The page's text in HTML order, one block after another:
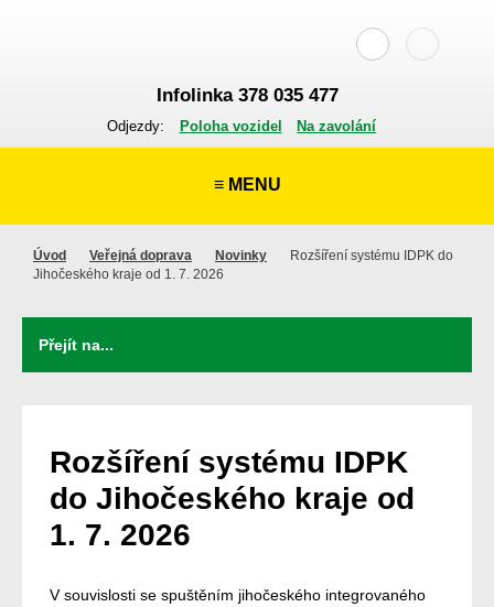
Infolinka 378 035 477
Odjezdy: Poloha vozidel Na zavolání
≡ MENU
Úvod Veřejná doprava Novinky
Rozšíření systému IDPK do
Jihočeského kraje od 1. 7. 2026
Rozšíření systému IDPK
do Jihočeského kraje od
1. 7. 2026
V souvislosti se spuštěním jihočeského integrovaného